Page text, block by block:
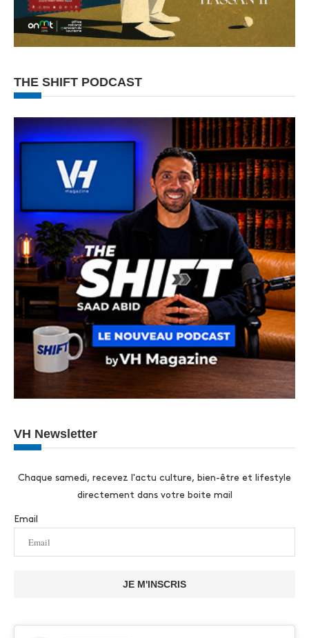
THE SHIFT PODCAST
VH Newsletter
Chaque samedi, recevez l'actu culture, bien-être et lifestyle
directement dans votre boite mail
Email
JE M'INSCRIS